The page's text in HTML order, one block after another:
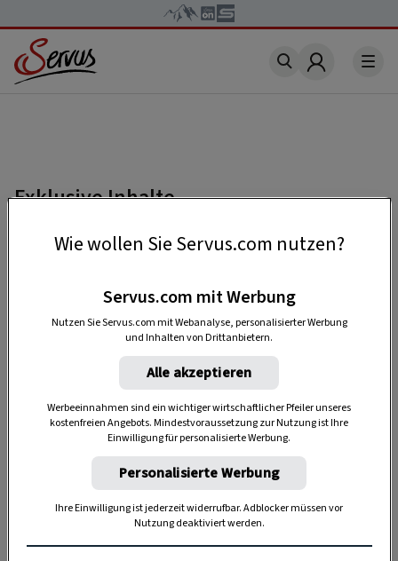
Account
Exklusive Inhalte
Falls Sie einen Beitrag lesen möchten, der mit
kostenloses Servus-Profil
Wenn Sie Hilfe bei der Anmeldung benötigen,
finden Siehier eine Anleitung.
Gut zu wissen: Servuszeigt monatlich die
schönsten Seiten unserer Heimat im Einklang mit
den Jahreszeiten. Mit einemServus-Vorteilsabo
profitieren Sie nicht nur von einemgünstigeren
Wie wollen Sie Servus.com nutzen?
Servus.com mit Werbung
Nutzen Sie Servus.com mit Webanalyse, personalisierter Werbung
und Inhalten von Drittanbietern.
Alle akzeptieren
Werbeeinnahmen sind ein wichtiger wirtschaftlicher Pfeiler unseres
kostenfreien Angebots. Mindestvoraussetzung zur Nutzung ist Ihre
Einwilligung für personalisierte Werbung.
Personalisierte Werbung
Ihre Einwilligung ist jederzeit widerrufbar. Adblocker müssen vor
Nutzung deaktiviert werden.